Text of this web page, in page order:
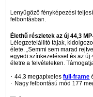
Lenyűgöző fényképezési
felbontásban.
Élethű részletek az új 44,3
Lélegzetelállító tájak,
élete. „Semmi sem marad
egyedi színkezeléssel és az új
életre a felvételeken.
･ 44,3 megapixeles full-frame
･ Nagy felbontású mód 177